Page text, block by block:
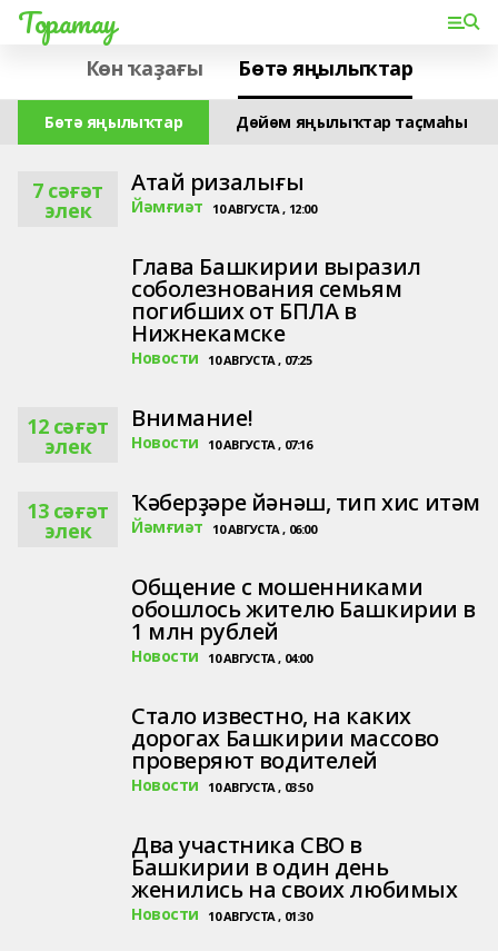
Торатау
Көн ҡаҙағы Бөтә яңылыҡтар
Бөтә яңылыҡтар Дөйөм яңылыҡтар таҫмаһы
7 сәғәт
элек
Атай ризалығы
Йәмғиәт 10 АВГУСТА , 12:00
Глава Башкирии выразил
соболезнования семьям
погибших от БПЛА в
Нижнекамске
Новости 10 АВГУСТА , 07:25
12 сәғәт
элек
Внимание!
Новости 10 АВГУСТА , 07:16
13 сәғәт
элек
Ҡәберҙәре йәнәш, тип хис итәм
Йәмғиәт 10 АВГУСТА , 06:00
Общение с мошенниками
обошлось жителю Башкирии в
1 млн рублей
Новости 10 АВГУСТА , 04:00
Стало известно, на каких
дорогах Башкирии массово
проверяют водителей
Новости 10 АВГУСТА , 03:50
Два участника СВО в
Башкирии в один день
женились на своих любимых
Новости 10 АВГУСТА , 01:30